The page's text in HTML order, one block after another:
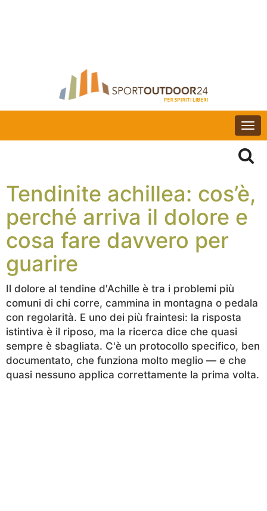
Tendinite achillea: cos’è,
perché arriva il dolore e
cosa fare davvero per
guarire
Il dolore al tendine d'Achille è tra i problemi più
comuni di chi corre, cammina in montagna o pedala
con regolarità. E uno dei più fraintesi: la risposta
istintiva è il riposo, ma la ricerca dice che quasi
sempre è sbagliata. C'è un protocollo specifico, ben
documentato, che funziona molto meglio — e che
quasi nessuno applica correttamente la prima volta.